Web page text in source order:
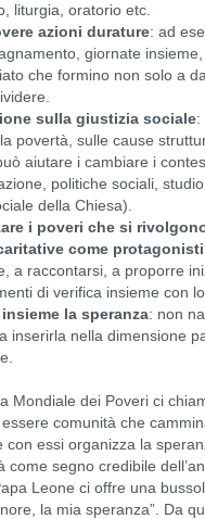
liturgia, oratorio etc.
azioni durature: ad
giornate
che formino non solo a
sulla giustizia sociale:
povertà, sulle cause
aiutare i cambiare i
politiche sociali,
della Chiesa).
i poveri che si
come protagonisti
a raccontarsi, a proporre
di verifica insieme con
la speranza: non
inserirla nella dimensione
Mondiale dei Poveri ci
comunità che
con essi organizza la
come segno credibile
Leone ci offre una
la mia speranza”. Da